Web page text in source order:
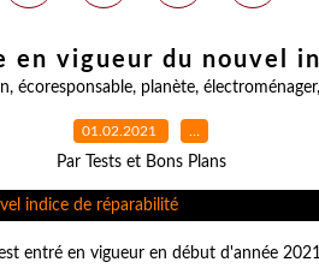
en vigueur du nouvel
, écoresponsable, planète, électroménager,
01.02.2021 …
Par Tests et Bons Plans
entré en vigueur en début d'année